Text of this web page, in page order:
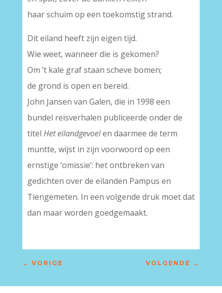
haar schuim op een toekomstig strand.
Dit eiland heeft zijn eigen tijd.
Wie weet, wanneer die is gekomen?
Om ’t kale graf staan scheve bomen;
de grond is open en bereid.
John Jansen van Galen, die in 1998 een
bundel reisverhalen publiceerde onder de
titel Het eilandgevoelen daarmee de term
muntte, wijst in zijn voorwoord op een
ernstige ‘omissie’: het ontbreken van
gedichten over de eilanden Pampus en
Tiengemeten. In een volgende druk moet dat
dan maar worden goedgemaakt.
← VORIGE VOLGENDE →